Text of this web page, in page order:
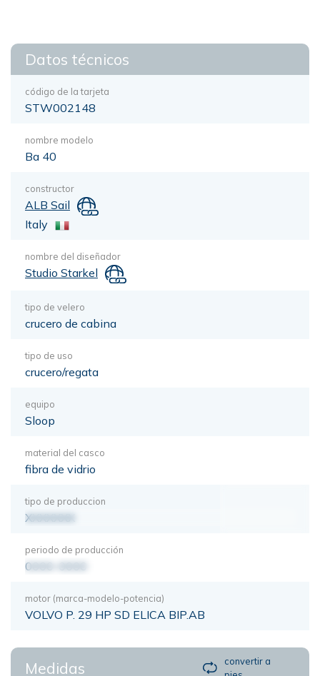
Datos técnicos
código de la tarjeta
STW002148
nombre modelo
Ba 40
constructor
ALB Sail
Italy
nombre del diseñador
Studio Starkel
tipo de velero
crucero de cabina
tipo de uso
crucero/regata
equipo
Sloop
material del casco
fibra de vidrio
tipo de produccion
XXXXXXX
periodo de producción
0000-0000
motor (marca-modelo-potencia)
VOLVO P. 29 HP SD ELICA BIP.AB
Medidas
convertir a